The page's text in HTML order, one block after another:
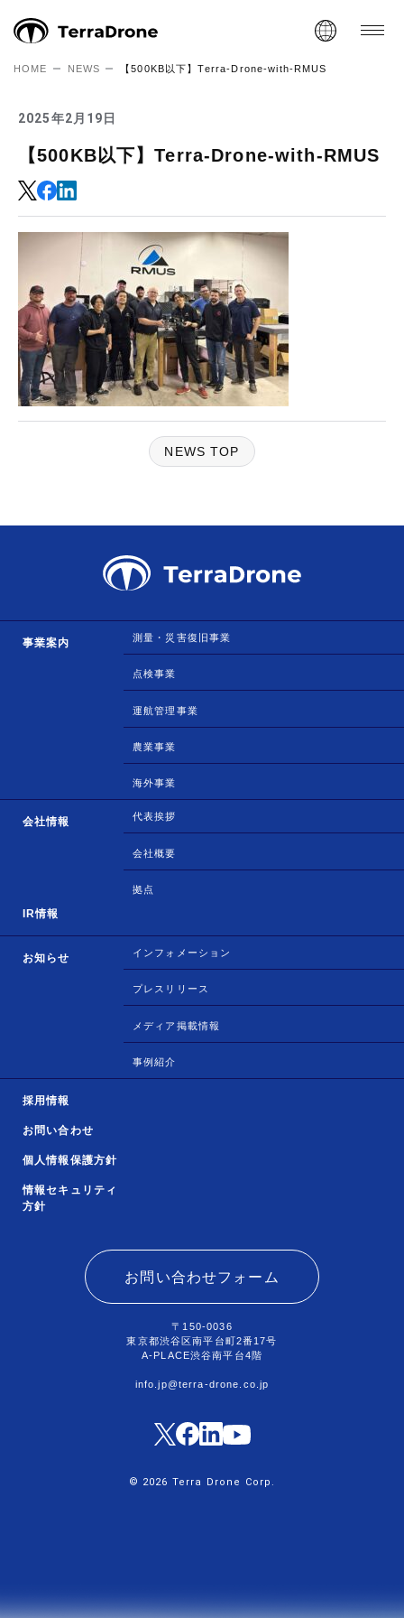
HOME NEWS 【500KB以下】Terra-Drone-with-RMUS
2025年2月19日
【500KB以下】Terra-Drone-with-RMUS
NEWS TOP
事業案内 測量・災害復旧事業
点検事業
運航管理事業
農業事業
海外事業
会社情報 代表挨拶
会社概要
拠点
IR情報
お知らせ インフォメーション
プレスリリース
メディア掲載情報
事例紹介
採用情報
お問い合わせ
個人情報保護方針
情報セキュリティ
方針
お問い合わせフォーム
〒150-0036
東京都渋谷区南平台町2番17号
A-PLACE渋谷南平台4階
info.jp@terra-drone.co.jp
© 2026 Terra Drone Corp.